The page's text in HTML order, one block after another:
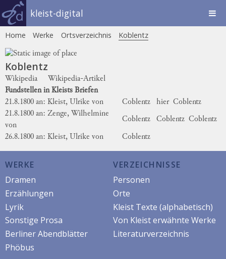
kleist-digital
Home Werke Ortsverzeichnis Koblentz
Koblentz
Wikipedia
Wikipedia-Artikel
Fundstellen in Kleists Briefen
21.8.1800 an: Kleist, Ulrike von
Coblentz hier Coblentz
21.8.1800 an: Zenge, Wilhelmine
von
Coblentz Coblentz Coblentz
26.8.1800 an: Kleist, Ulrike von Coblentz
WERKE
Dramen
Erzählungen
Lyrik
Sonstige Prosa
Berliner Abendblätter
Phöbus
VERZEICHNISSE
Personen
Orte
Kleist Texte (alphabetisch)
Von Kleist erwähnte Werke
Literaturverzeichnis